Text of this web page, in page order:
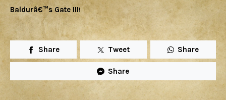
Baldurâ€™s Gate III!
Share Tweet Share
Share